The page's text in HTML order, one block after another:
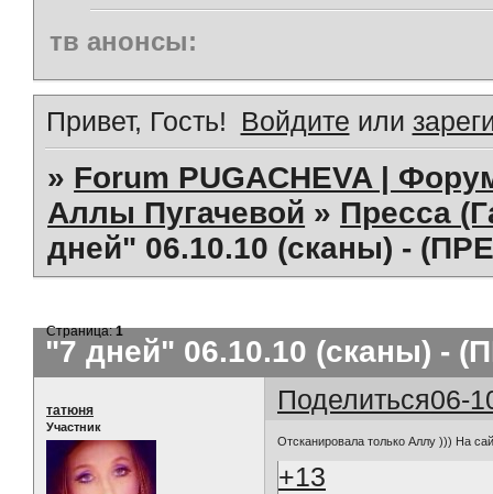
тв анонсы:
Привет, Гость! Войдите или
» Forum PUGACHEVA |
Аллы Пугачевой » Пресса
дней" 06.10.10 (сканы) -
"7 дней" 06.10.10 (сканы) -
Страница:1
Поделиться06-
татюня
Участник
Отсканировала только Аллу ))) На
+13